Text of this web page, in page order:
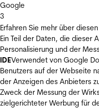
Google
3
Erfahren Sie mehr über
Ein Teil der Daten, die dieser
Personalisierung und der
IDEVerwendet von Google
Benutzers auf der Webseite
der Anzeigen des Anbieters
Zweck der Messung der
zielgerichteter Werbung für